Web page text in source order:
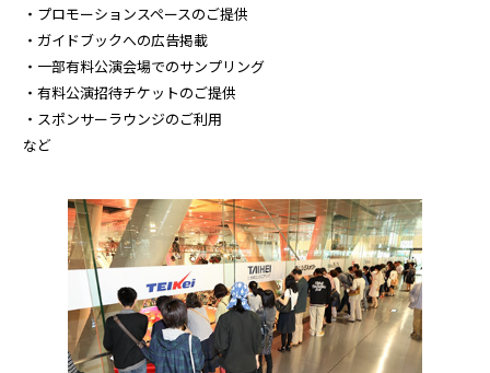
・プロモーションスペースのご提供
・ガイドブックへの広告掲載
・一部有料公演会場でのサンプリング
・有料公演招待チケットのご提供
・スポンサーラウンジのご利用
など